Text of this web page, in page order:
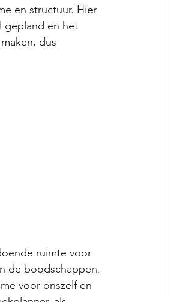
en structuur. Hier
gepland en het
dus
ruimte voor
de boodschappen.
voor onszelf en